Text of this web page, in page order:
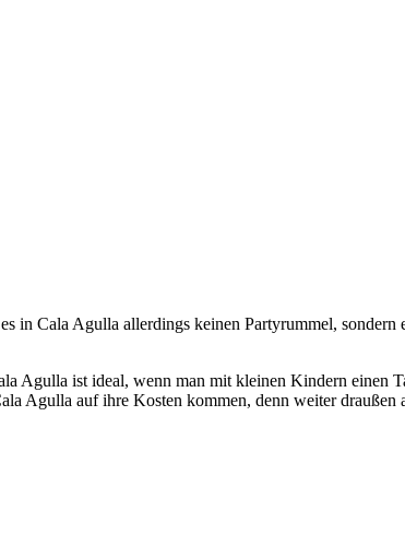
in Cala Agulla allerdings keinen Partyrummel, sondern
Agulla ist ideal, wenn man mit kleinen Kindern einen
Agulla auf ihre Kosten kommen, denn weiter